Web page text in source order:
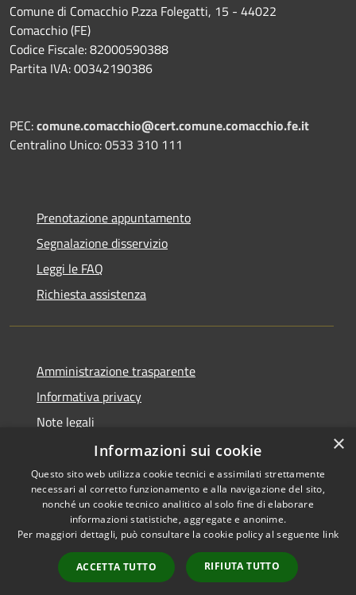
Comune di Comacchio P.zza Folegatti, 15 - 44022
Comacchio (FE)
Codice Fiscale: 82000590388
Partita IVA: 00342190386
PEC:comune.comacchio@cert.comune.comacchio.fe.it
Centralino Unico: 0533 310 111
Prenotazione appuntamento
Segnalazione disservizio
Leggi le FAQ
Richiesta assistenza
Amministrazione trasparente
Informativa privacy
Note legali
Dichiarazione di accessibilità
RSS
Accessibilità
Copyright © 2026 • Città di
Comacchio • Powered by
Municipium•
Accesso
redazione
×
Informazioni sui cookie
Questo sito web utilizza cookie tecnici e assimilati strettamente
necessari al corretto funzionamento e alla navigazione del sito,
nonché un cookie tecnico analitico al solo fine di elaborare
informazioni statistiche, aggregate e anonime.
Per maggiori dettagli, può consultare la cookie policy al seguente link
ACCETTA TUTTO RIFIUTA TUTTO